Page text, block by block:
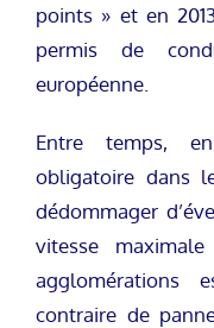
points » et en
permis de
européenne.
Entre temps,
obligatoire dans
dédommager
vitesse
agglomérations
contraire de